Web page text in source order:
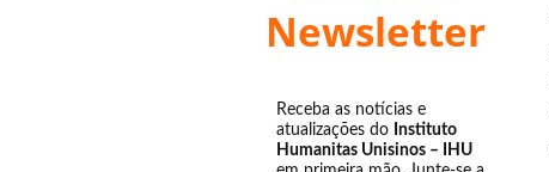
Newsletter
Receba as notícias e
atualizações do Instituto
Humanitas Unisinos – IHU